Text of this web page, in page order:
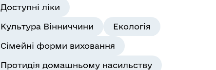
Доступні ліки
Культура Вінниччини Екологія
Сімейні форми виховання
Протидія домашньому насильству